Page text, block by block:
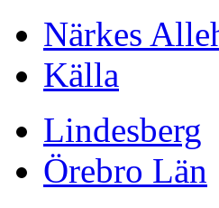
Närkes
Källa
Lindesberg
Örebro Län